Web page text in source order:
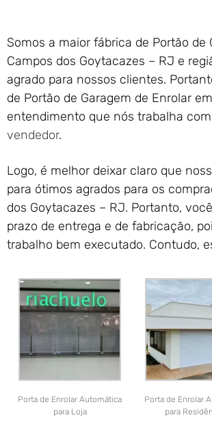
Somos a maior fábrica de Portão
Campos dos Goytacazes – RJ e
agrado para nossos clientes.
de Portão de Garagem de Enrolar
entendimento que nós trabalha
vendedor.
Logo, é melhor deixar claro que
para ótimos agrados para os
dos Goytacazes – RJ. Portanto,
prazo de entrega e de fabricação,
trabalho bem executado. Contudo,
Porta de Enrolar Automática
para Loja
Porta de Enrolar
para